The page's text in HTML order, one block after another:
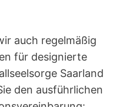
auch regelmäßig
für designierte
Saarland
den ausführlichen